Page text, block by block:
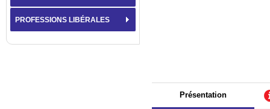
Présentation
PROFESSIONS LIBÉRALES